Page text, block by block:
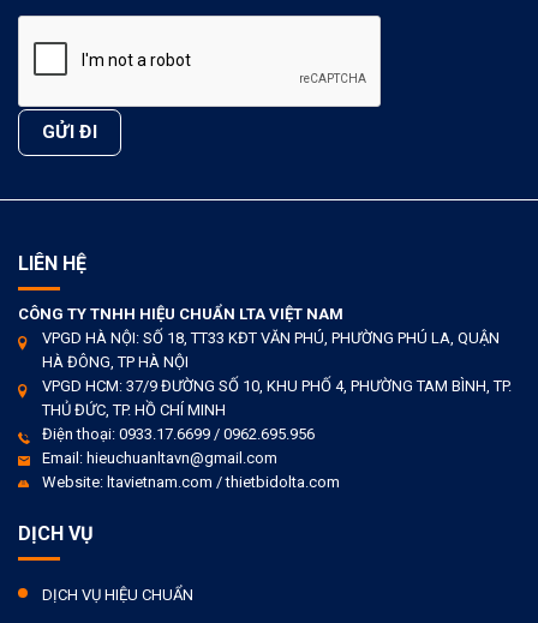
LIÊN HỆ
CÔNG TY TNHH HIỆU CHUẨN LTA VIỆT NAM
VPGD HÀ NỘI: SỐ 18, TT33 KĐT VĂN PHÚ, PHƯỜNG PHÚ LA, QUẬN
HÀ ĐÔNG, TP HÀ NỘI
VPGD HCM: 37/9 ĐƯỜNG SỐ 10, KHU PHỐ 4, PHƯỜNG TAM BÌNH, TP.
THỦ ĐỨC, TP. HỒ CHÍ MINH
Điện thoại: 0933.17.6699 / 0962.695.956
Email: hieuchuanltavn@gmail.com
Website: ltavietnam.com / thietbidolta.com
DỊCH VỤ
DỊCH VỤ HIỆU CHUẨN